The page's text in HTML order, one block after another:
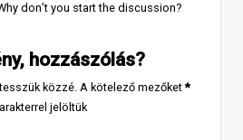
don’t you start the discussion?
hozzászólás?
közzé. A kötelező mezőket*
jelöltük